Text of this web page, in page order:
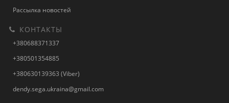
Рассылка новостей
КОНТАКТЫ
+380688371337
+380501354885
+380630139363 (Viber)
dendy.sega.ukraina@gmail.com